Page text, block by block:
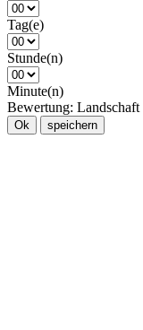
Tag(e)
Stunde(n)
Minute(n)
Bewertung: Landschaft
Ok speichern